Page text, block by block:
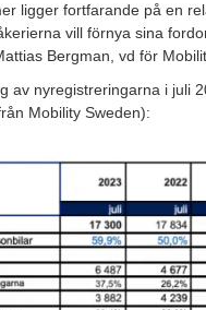
ligger fortfarande på en
vill förnya sina
Bergman, vd för
av nyregistreringarna i juli
Mobility Sweden):